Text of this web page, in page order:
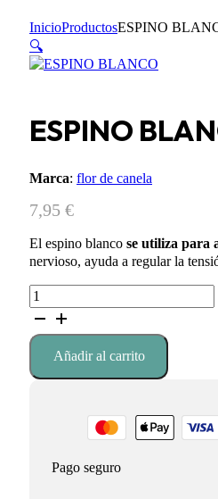
InicioProductosESPINO
🔍
ESPINO
Marca: flor de canela
7,95 €
El espino blanco se utiliza para
nervioso, ayuda a regular la
ESPINO
BLANCO
cantidad
Añadir al carrito
Pago seguro